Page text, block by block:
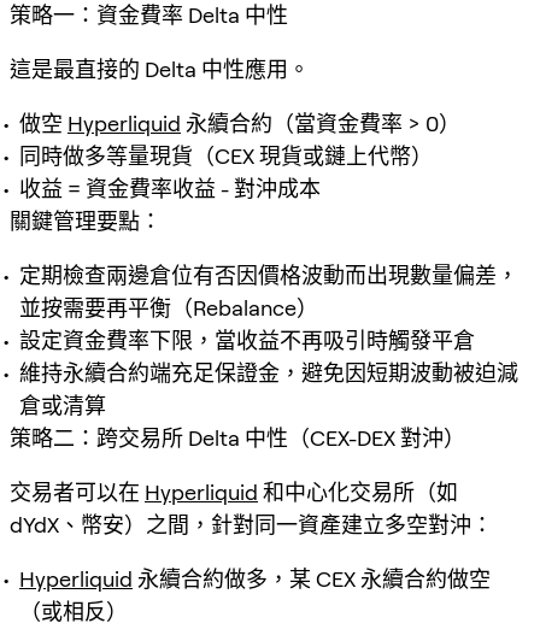
策略一：資金費率 Delta 中性
這是最直接的 Delta 中性應用。
做空 Hyperliquid 永續合約（當資金費率 > 0）
同時做多等量現貨（CEX 現貨或鏈上代幣）
收益 = 資金費率收益 - 對沖成本
關鍵管理要點：
定期檢查兩邊倉位有否因價格波動而出現數量偏差，
並按需要再平衡（Rebalance）
設定資金費率下限，當收益不再吸引時觸發平倉
維持永續合約端充足保證金，避免因短期波動被迫減
倉或清算
策略二：跨交易所 Delta 中性（CEX-DEX 對沖）
交易者可以在 Hyperliquid 和中心化交易所（如
dYdX、幣安）之間，針對同一資產建立多空對沖：
Hyperliquid 永續合約做多，某 CEX 永續合約做空
（或相反）